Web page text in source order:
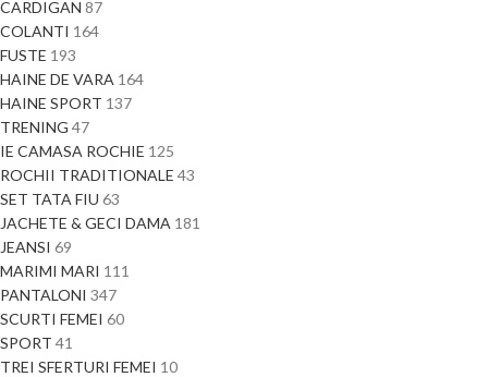
CARDIGAN 87
COLANTI 164
FUSTE 193
HAINE DE VARA 164
HAINE SPORT 137
TRENING 47
IE CAMASA ROCHIE 125
ROCHII TRADITIONALE 43
SET TATA FIU 63
JACHETE & GECI DAMA 181
JEANSI 69
MARIMI MARI 111
PANTALONI 347
SCURTI FEMEI 60
SPORT 41
TREI SFERTURI FEMEI 10